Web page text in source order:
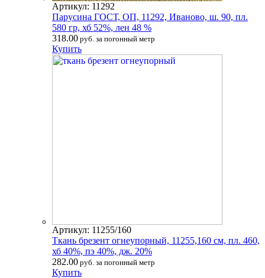
Артикул: 11292
Парусина ГОСТ, ОП, 11292, Иваново, ш. 90, пл.
580 гр, хб 52%, лен 48 %
318.00 руб. за погонный метр
Купить
Артикул: 11255/160
Ткань брезент огнеупорный, 11255,160 см, пл. 460,
хб 40%, пэ 40%, дж. 20%
282.00 руб. за погонный метр
Купить